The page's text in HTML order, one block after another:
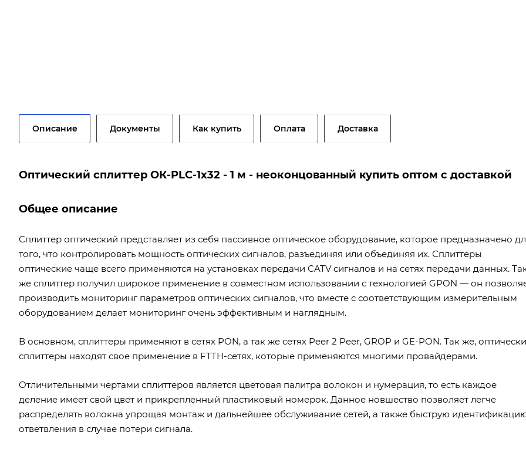
Описание Документы Как купить Оплата Доставка
Оптический сплиттер ОК-PLC-1х32 - 1 м - неоконцованный купить оптом с доставкой
Общее описание
Сплиттер оптический представляет из себя пассивное оптическое оборудование, которое предназначено
того, что контролировать мощность оптических сигналов, разъединяя или объединяя их. Сплиттеры
оптические чаще всего применяются на установках передачи CATV сигналов и на сетях передачи данных.
же сплиттер получил широкое применение в совместном использовании с технологией GPON — он
производить мониторинг параметров оптических сигналов, что вместе с соответствующим измерительным
оборудованием делает мониторинг очень эффективным и наглядным.
В основном, сплиттеры применяют в сетях PON, а так же сетях Peer 2 Peer, GROP и GE-PON. Так же,
сплиттеры находят свое применение в FTTH-сетях, которые применяются многими провайдерами.
Отличительными чертами сплиттеров является цветовая палитра волокон и нумерация, то есть каждое
деление имеет свой цвет и прикрепленный пластиковый номерок. Данное новшество позволяет легче
распределять волокна упрощая монтаж и дальнейшее обслуживание сетей, а также быструю
ответвления в случае потери сигнала.